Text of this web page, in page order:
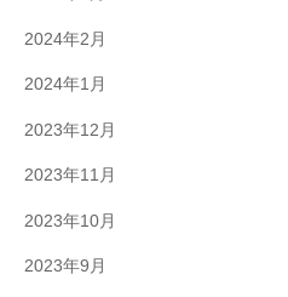
2024年2月
2024年1月
2023年12月
2023年11月
2023年10月
2023年9月